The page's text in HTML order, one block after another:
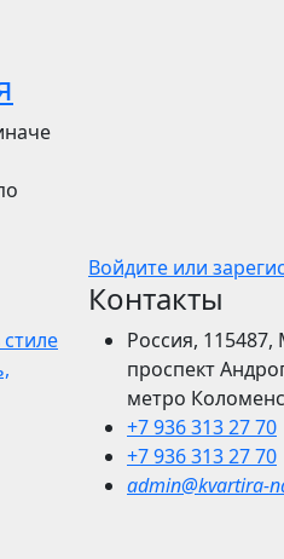
Войдите или
Контакты
Россия, 115487,
проспект
метро
+7 936 313 27 70
+7 936 313 27 70
admin@kvartira-